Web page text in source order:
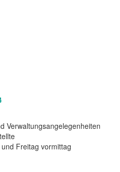
Verwaltungsangelegenheiten
Freitag vormittag